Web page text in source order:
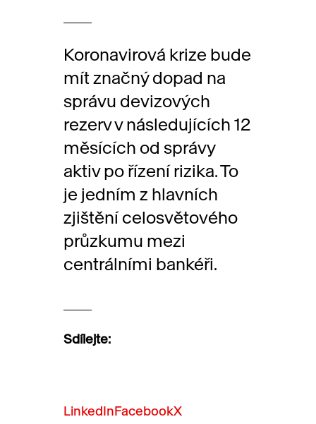
Koronavirová krize bude
mít značný dopad na
správu devizových
rezerv v následujících 12
měsících od správy
aktiv po řízení rizika. To
je jedním z hlavních
zjištění celosvětového
průzkumu mezi
centrálními bankéři.
Sdílejte:
LinkedInFacebookX